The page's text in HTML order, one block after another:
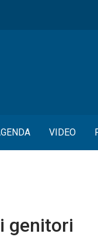
VIDEO
genitori